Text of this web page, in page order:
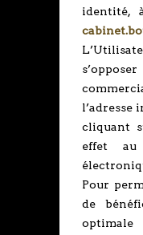
identité,
l’adresse
cliquant
effet au
Pour
de